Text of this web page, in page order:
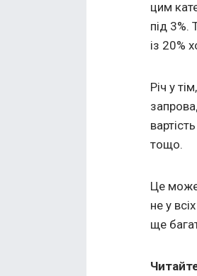
цим
під 3%.
із 20%
Річ у
тощо.
Це може
не у
ще